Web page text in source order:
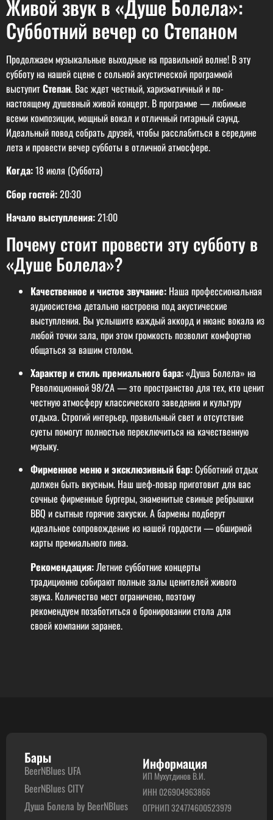
Живой звук в «Душе Болела»:
Субботний вечер со Степаном
Продолжаем музыкальные выходные на правильной волне! В эту
субботу на нашей сцене с сольной акустической программой
выступитСтепан. Вас ждет честный, харизматичный и по-
настоящему душевный живой концерт. В программе — любимые
всеми композиции, мощный вокал и отличный гитарный саунд.
Идеальный повод собрать друзей, чтобы расслабиться в середине
лета и провести вечер субботы в отличной атмосфере.
Когда:18 июля (Суббота)
Сбор гостей:20:30
Начало выступления:21:00
Почему стоит провести эту субботу в
«Душе Болела»?
Качественное и чистое звучание: Наша профессиональная
аудиосистема детально настроена под акустические
выступления. Вы услышите каждый аккорд и нюанс вокала из
любой точки зала, при этом громкость позволит комфортно
общаться за вашим столом.
Характер и стиль премиального бара:«Душа Болела» на
Революционной 98/2A — это пространство для тех, кто ценит
честную атмосферу классического заведения и культуру
отдыха. Строгий интерьер, правильный свет и отсутствие
суеты помогут полностью переключиться на качественную
музыку.
Фирменное меню и эксклюзивный бар:Субботний отдых
должен быть вкусным. Наш шеф-повар приготовит для вас
сочные фирменные бургеры, знаменитые свиные ребрышки
BBQ и сытные горячие закуски. А бармены подберут
идеальное сопровождение из нашей гордости — обширной
карты премиального пива.
Рекомендация:Летние субботние концерты
традиционно собирают полные залы ценителей живого
звука. Количество мест ограничено, поэтому
рекомендуем позаботиться о бронировании стола для
своей компании заранее.
Бары
BeerNBlues UFA
BeerNBlues CITY
Душа Болела by BeerNBlues
Информация
ИП Мухутдинов В.И.
ИНН 026904963866
ОГРНИП 324774600523979